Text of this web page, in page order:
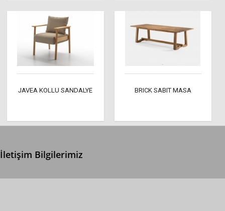
JAVEA KOLLU SANDALYE BRICK SABIT MASA
İletişim Bilgilerimiz